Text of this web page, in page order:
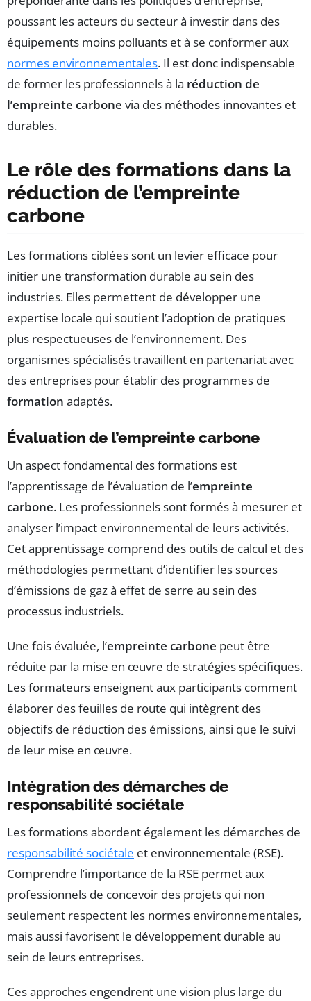
poussant les acteurs du secteur à investir dans des
équipements moins polluants et à se conformer aux
normes environnementales. Il est donc indispensable
de former les professionnels à la réduction de
l’empreinte carbone via des méthodes innovantes et
durables.
Le rôle des formations dans la
réduction de l’empreinte
carbone
Les formations ciblées sont un levier efficace pour
initier une transformation durable au sein des
industries. Elles permettent de développer une
expertise locale qui soutient l’adoption de pratiques
plus respectueuses de l’environnement. Des
organismes spécialisés travaillent en partenariat avec
des entreprises pour établir des programmes de
formation adaptés.
Évaluation de l’empreinte carbone
Un aspect fondamental des formations est
l’apprentissage de l’évaluation de l’empreinte
carbone. Les professionnels sont formés à mesurer et
analyser l’impact environnemental de leurs activités.
Cet apprentissage comprend des outils de calcul et des
méthodologies permettant d’identifier les sources
d’émissions de gaz à effet de serre au sein des
processus industriels.
Une fois évaluée, l’empreinte carbone peut être
réduite par la mise en œuvre de stratégies spécifiques.
Les formateurs enseignent aux participants comment
élaborer des feuilles de route qui intègrent des
objectifs de réduction des émissions, ainsi que le suivi
de leur mise en œuvre.
Intégration des démarches de
responsabilité sociétale
Les formations abordent également les démarches de
responsabilité sociétale et environnementale (RSE).
Comprendre l’importance de la RSE permet aux
professionnels de concevoir des projets qui non
seulement respectent les normes environnementales,
mais aussi favorisent le développement durable au
sein de leurs entreprises.
Ces approches engendrent une vision plus large du